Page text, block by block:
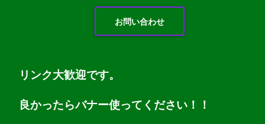
お問い合わせ
リンク大歓迎です。
良かったらバナー使ってください！！